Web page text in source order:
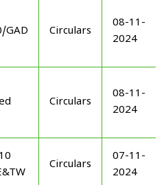
GAD
Circulars
08-11-
2024
Circulars
08-11-
2024
Circulars
07-11-
2024